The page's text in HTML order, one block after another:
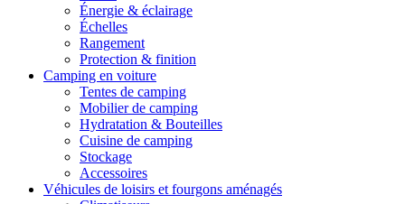
Énergie & éclairage
Échelles
Rangement
Protection & finition
Camping en voiture
Tentes de camping
Mobilier de camping
Hydratation & Bouteilles
Cuisine de camping
Stockage
Accessoires
Véhicules de loisirs et fourgons aménagés